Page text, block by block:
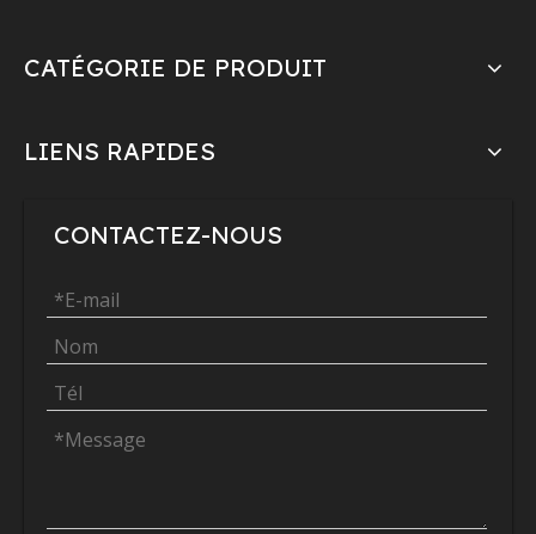
CATÉGORIE DE PRODUIT
LIENS RAPIDES
CONTACTEZ-NOUS